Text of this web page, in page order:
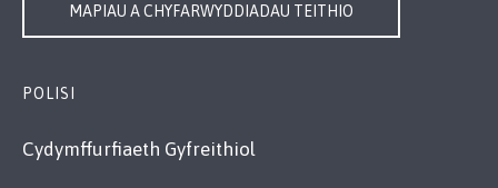
MAPIAU A CHYFARWYDDIADAU TEITHIO
POLISI
Cydymffurfiaeth Gyfreithiol